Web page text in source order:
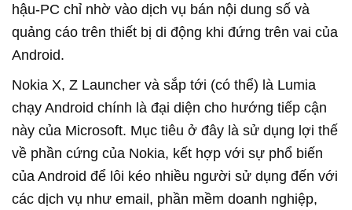
hậu-PC chỉ nhờ vào dịch vụ bán nội dung số và
quảng cáo trên thiết bị di động khi đứng trên vai của
Android.
Nokia X, Z Launcher và sắp tới (có thể) là Lumia
chạy Android chính là đại diện cho hướng tiếp cận
này của Microsoft. Mục tiêu ở đây là sử dụng lợi thế
về phần cứng của Nokia, kết hợp với sự phổ biến
của Android để lôi kéo nhiều người sử dụng đến với
các dịch vụ như email, phần mềm doanh nghiệp,